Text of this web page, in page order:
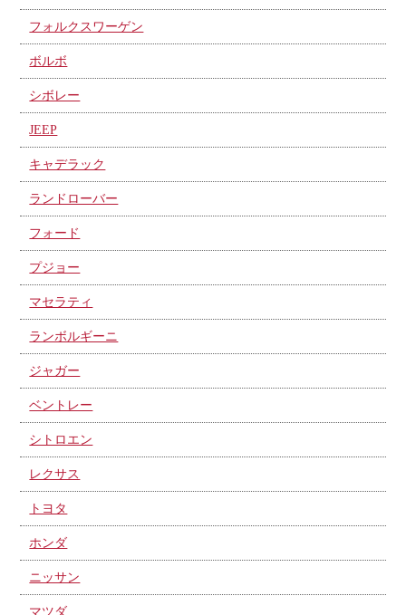
フォルクスワーゲン
ボルボ
シボレー
JEEP
キャデラック
ランドローバー
フォード
プジョー
マセラティ
ランボルギーニ
ジャガー
ベントレー
シトロエン
レクサス
トヨタ
ホンダ
ニッサン
マツダ